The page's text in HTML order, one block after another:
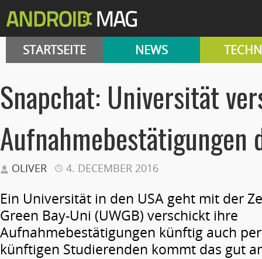
STARTSEITE NEWS
Snapchat: Universität
Aufnahmebestätigungen
OLIVER 4. DECEMBER 2016
Ein Universität in den USA geht mit der
Green Bay-Uni (UWGB) verschickt ihre
Aufnahmebestätigungen künftig auch
künftigen Studierenden kommt das gut